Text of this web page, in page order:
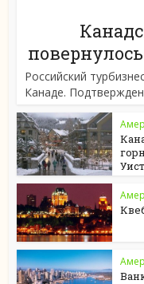
Российский
Канаде.